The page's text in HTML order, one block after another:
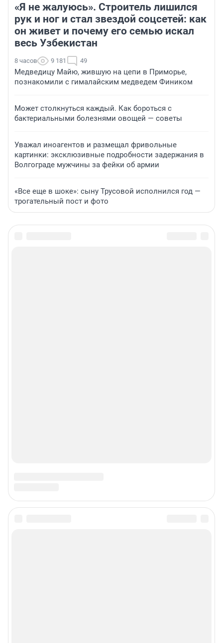
«Я не жалуюсь». Строитель лишился
рук и ног и стал звездой соцсетей: как
он живет и почему его семью искал
весь Узбекистан
8 часов 9 181 49
Медведицу Майю, жившую на цепи в Приморье,
познакомили с гималайским медведем Фиником
Может столкнуться каждый. Как бороться с
бактериальными болезнями овощей — советы
Уважал иноагентов и размещал фривольные
картинки: эксклюзивные подробности задержания в
Волгограде мужчины за фейки об армии
«Все еще в шоке»: сыну Трусовой исполнился год —
трогательный пост и фото